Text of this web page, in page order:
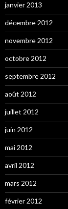
janvier 2013
décembre 2012
novembre 2012
octobre 2012
septembre 2012
août 2012
juillet 2012
juin 2012
mai 2012
avril 2012
mars 2012
février 2012